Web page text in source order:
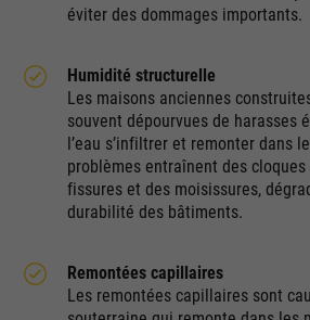
éviter des dommages importants.
Humidité structurelle
Les maisons anciennes
souvent dépourvues de harasses
l’eau s’infiltrer et remonter dans
problèmes entraînent des
fissures et des moisissures,
durabilité des bâtiments.
Remontées capillaires
Les remontées capillaires sont